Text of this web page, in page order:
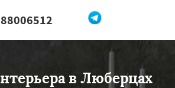
88006512
Перезвоните мне
в Люберцах